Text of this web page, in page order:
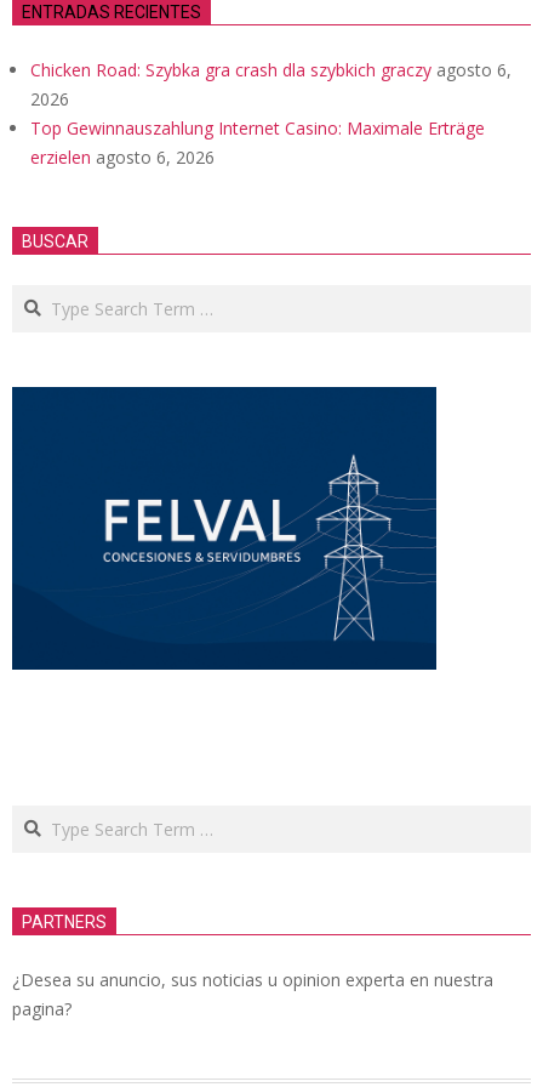
ENTRADAS RECIENTES
Chicken Road: Szybka gra crash dla szybkich graczy agosto 6,
2026
Top Gewinnauszahlung Internet Casino: Maximale Erträge
erzielen agosto 6, 2026
BUSCAR
Search
Search
PARTNERS
¿Desea su anuncio, sus noticias u opinion experta en nuestra
pagina?